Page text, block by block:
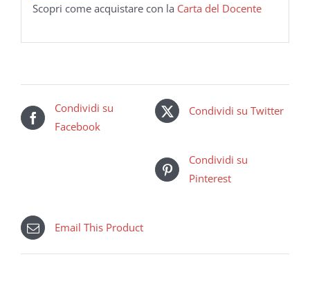
Scopri come acquistare con la Carta del Docente
Condividi su
Facebook
Condividi su Twitter
Condividi su
Pinterest
Email This Product